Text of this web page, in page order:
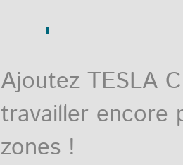
Ajoutez TESLA
travailler encore
zones !